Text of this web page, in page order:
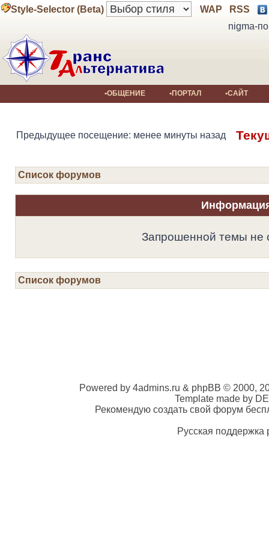
Style-Selector (Beta) WAP
RSS
nigma-
•ОБЩЕНИЕ •ПОРТАЛ •САЙТ
Предыдущее посещение: менее минуты назад
Список форумов
Запрошенной темы не
Список форумов
Powered by 4admins.ru & phpBB © 2000,
Template made by
Рекомендую создать свой форум
Русская поддержка